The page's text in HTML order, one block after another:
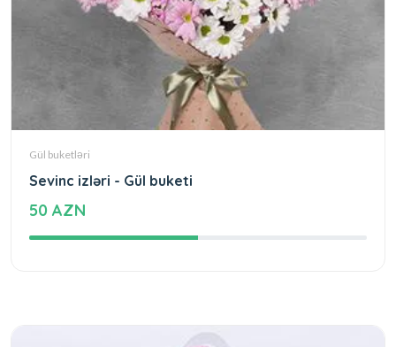
Gül buketləri
Sevinc izləri - Gül buketi
50 AZN